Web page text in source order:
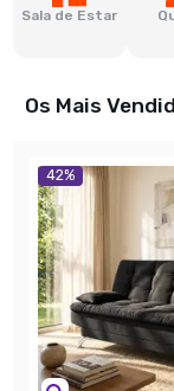
Sala de Estar
Os Mais
42%